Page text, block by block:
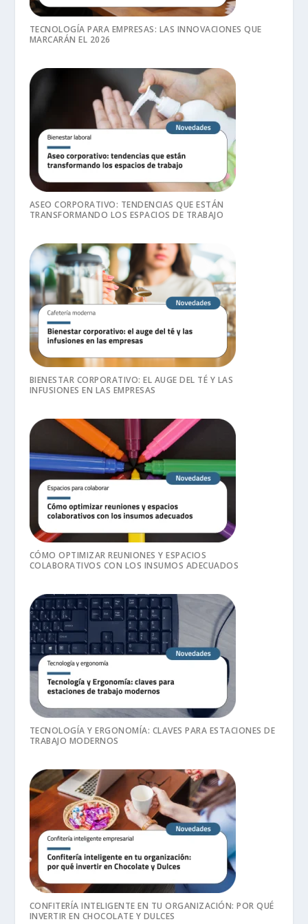
TECNOLOGÍA PARA EMPRESAS: LAS INNOVACIONES QUE
MARCARÁN EL 2026
ASEO CORPORATIVO: TENDENCIAS QUE ESTÁN
TRANSFORMANDO LOS ESPACIOS DE TRABAJO
BIENESTAR CORPORATIVO: EL AUGE DEL TÉ Y LAS
INFUSIONES EN LAS EMPRESAS
CÓMO OPTIMIZAR REUNIONES Y ESPACIOS
COLABORATIVOS CON LOS INSUMOS ADECUADOS
TECNOLOGÍA Y ERGONOMÍA: CLAVES PARA ESTACIONES DE
TRABAJO MODERNOS
CONFITERÍA INTELIGENTE EN TU ORGANIZACIÓN: POR QUÉ
INVERTIR EN CHOCOLATE Y DULCES